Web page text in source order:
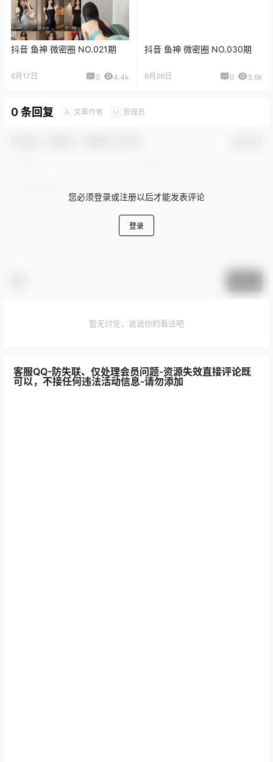
抖音 鱼神 微密圈 NO.021期
6月17日 0 4.4k
抖音 鱼神 微密圈 NO.030期
6月26日 0 3.6k
0 条回复 A 文章作者 M 管理员
您必须登录或注册以后才能发表评论
登录
暂无讨论，说说你的看法吧
客服QQ-防失联、仅处理会员问题-资源失效直接评论既
可以，不接任何违法活动信息-请勿添加